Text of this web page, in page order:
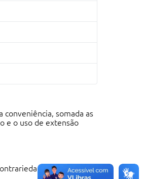
conveniência, somada as
e o uso de extensão
em relação à